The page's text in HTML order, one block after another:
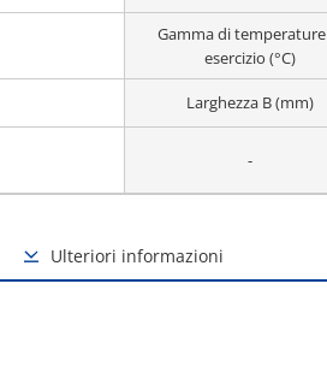
Gamma di
esercizio (°C)
Larghezza B (mm)
-
Ulteriori informazioni